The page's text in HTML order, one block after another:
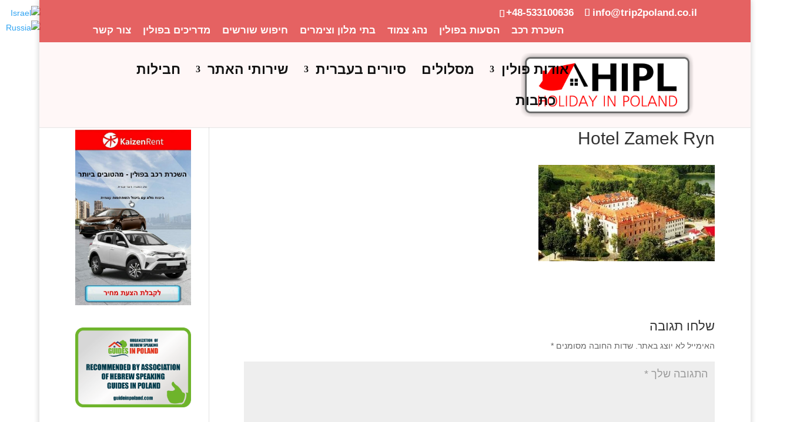
+48-533100636
info@trip2poland.co.il
השכרת רכב
הסעות בפולין נהג צמוד בתי מלון וצימרים חיפוש שורשים מדריכים בפולין צור קשר
אודות פולין מסלולים סיורים בעברית שירותי האתר חבילות
כתבות
Hotel Zamek Ryn
שלחו תגובה
האימייל לא יוצג באתר. שדות החובה מסומנים *